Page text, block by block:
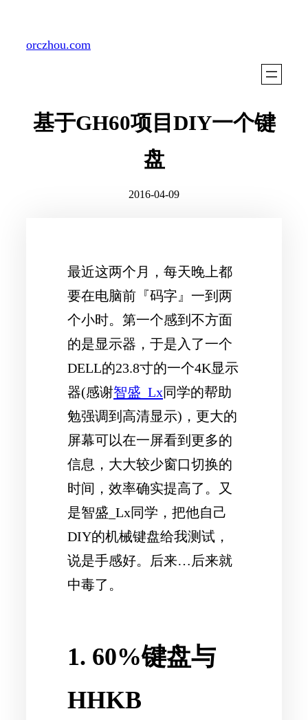
orczhou.com
基于GH60项目DIY一个键
盘
2016-04-09
最近这两个月，每天晚上都
要在电脑前『码字』一到两
个小时。第一个感到不方面
的是显示器，于是入了一个
DELL的23.8寸的一个4K显示
器(感谢智盛_Lx同学的帮助
勉强调到高清显示)，更大的
屏幕可以在一屏看到更多的
信息，大大较少窗口切换的
时间，效率确实提高了。又
是智盛_Lx同学，把他自己
DIY的机械键盘给我测试，
说是手感好。后来…后来就
中毒了。
1. 60%键盘与
HHKB